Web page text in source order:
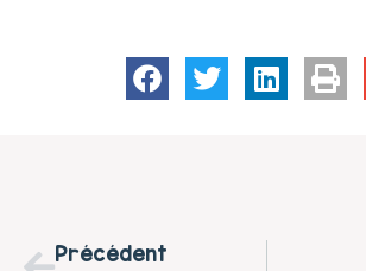
Précédent